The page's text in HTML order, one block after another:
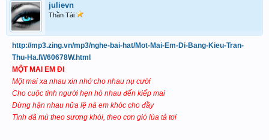
julievn
Thần Tài
http://mp3.zing.vn/mp3/nghe-bai-hat/Mot-Mai-Em-Di-Bang-Kieu-Tran-
Thu-Ha.IW60678W.html
MỘT MAI EM ĐI
Một mai xa nhau xin nhớ cho nhau nụ cười
Cho cuộc tình người hẹn hò nhau đến kiếp mai
Đừng hận nhau nữa lệ nà em khóc cho đầy
Tình đã mù theo sương khói, theo cơn gió lùa tả tơi